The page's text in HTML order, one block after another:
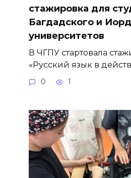
стажировка для
Багдадского и
университетов
В ЧГПУ стартовала
«Русский язык в
0 1